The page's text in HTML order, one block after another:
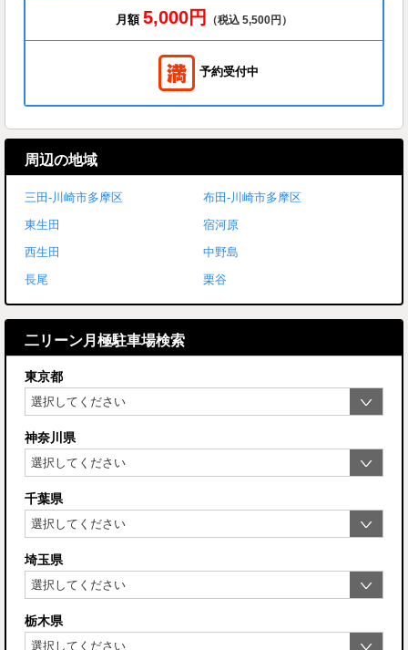
月額 5,000円 （税込 5,500円）
予約受付中
周辺の地域
三田-川崎市多摩区
布田-川崎市多摩区
東生田
宿河原
西生田
中野島
長尾
栗谷
二リーン月極駐車場検索
東京都
神奈川県
千葉県
埼玉県
栃木県